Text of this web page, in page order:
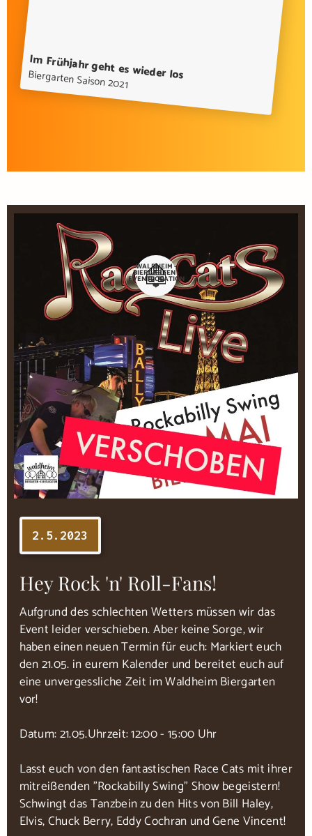
Im Frühjahr geht es wieder los
Biergarten Saison 2021
WALDHEIM -
BIERGARTEN -
EVENTLOCATION
❤️
2.5.2023
Hey Rock 'n' Roll-Fans!
Aufgrund des schlechten Wetters müssen wir das
Event leider verschieben. Aber keine Sorge, wir
haben einen neuen Termin für euch: Markiert euch
den 21.05. in eurem Kalender und bereitet euch auf
eine unvergessliche Zeit im Waldheim Biergarten
vor!
Datum: 21.05.Uhrzeit: 12:00 - 15:00 Uhr
Lasst euch von den fantastischen Race Cats mit ihrer
mitreißenden "Rockabilly Swing" Show begeistern!
Schwingt das Tanzbein zu den Hits von Bill Haley,
Elvis, Chuck Berry, Eddy Cochran und Gene Vincent!